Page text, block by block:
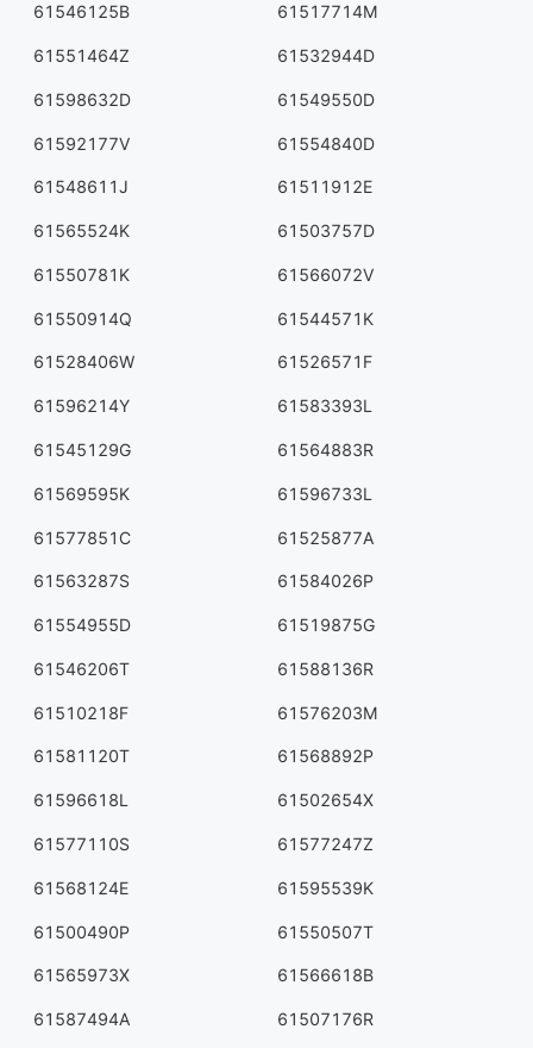
61546125B 61517714M
61551464Z 61532944D
61598632D 61549550D
61592177V 61554840D
61548611J 61511912E
61565524K 61503757D
61550781K 61566072V
61550914Q 61544571K
61528406W 61526571F
61596214Y 61583393L
61545129G 61564883R
61569595K 61596733L
61577851C 61525877A
61563287S 61584026P
61554955D 61519875G
61546206T 61588136R
61510218F 61576203M
61581120T 61568892P
61596618L 61502654X
61577110S 61577247Z
61568124E 61595539K
61500490P 61550507T
61565973X 61566618B
61587494A 61507176R